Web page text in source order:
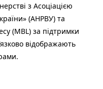
з Асоціацією
(АНРВУ) та
(MBL) за підтримки
відображають